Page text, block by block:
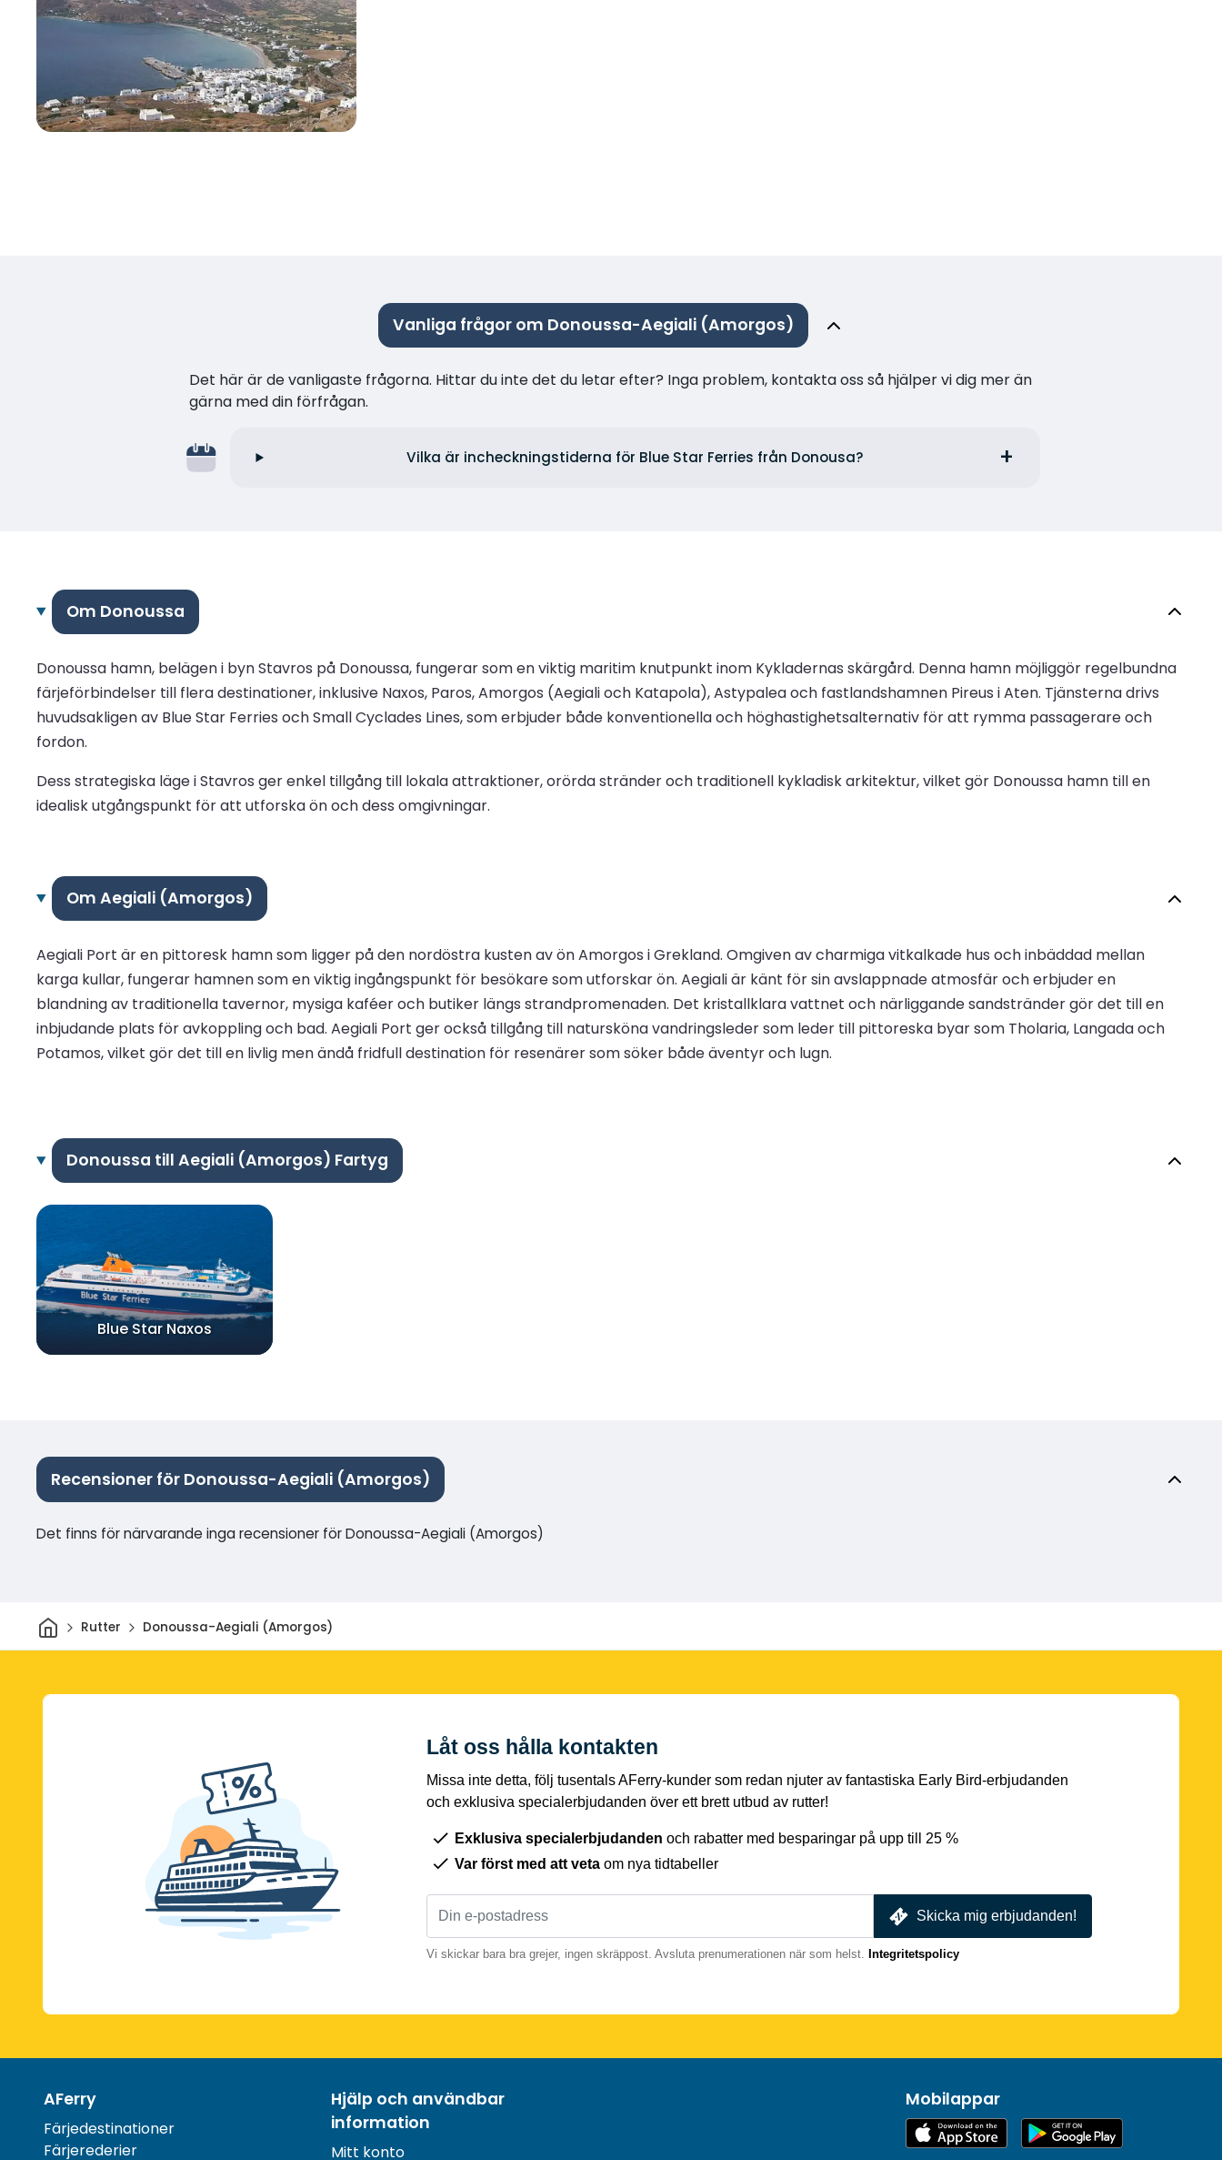
Vanliga frågor om Donoussa-Aegiali (Amorgos)
Det här är de vanligaste frågorna. Hittar du inte det du letar efter? Inga problem, kontakta oss så hjälper vi dig mer än
gärna med din förfrågan.
Vilka är incheckningstiderna för Blue Star Ferries från Donousa?
Om Donoussa
Donoussa hamn, belägen i byn Stavros på Donoussa, fungerar som en viktig maritim knutpunkt inom Kykladernas skärgård. Denna hamn möjliggör regelbundna
färjeförbindelser till flera destinationer, inklusive Naxos, Paros, Amorgos (Aegiali och Katapola), Astypalea och fastlandshamnen Pireus i Aten. Tjänsterna drivs
huvudsakligen av Blue Star Ferries och Small Cyclades Lines, som erbjuder både konventionella och höghastighetsalternativ för att rymma passagerare och
fordon.
Dess strategiska läge i Stavros ger enkel tillgång till lokala attraktioner, orörda stränder och traditionell kykladisk arkitektur, vilket gör Donoussa hamn till en
idealisk utgångspunkt för att utforska ön och dess omgivningar.
Om Aegiali (Amorgos)
Aegiali Port är en pittoresk hamn som ligger på den nordöstra kusten av ön Amorgos i Grekland. Omgiven av charmiga vitkalkade hus och inbäddad mellan
karga kullar, fungerar hamnen som en viktig ingångspunkt för besökare som utforskar ön. Aegiali är känt för sin avslappnade atmosfär och erbjuder en
blandning av traditionella tavernor, mysiga kaféer och butiker längs strandpromenaden. Det kristallklara vattnet och närliggande sandstränder gör det till en
inbjudande plats för avkoppling och bad. Aegiali Port ger också tillgång till natursköna vandringsleder som leder till pittoreska byar som Tholaria, Langada och
Potamos, vilket gör det till en livlig men ändå fridfull destination för resenärer som söker både äventyr och lugn.
Donoussa till Aegiali (Amorgos) Fartyg
Blue Star Naxos
Recensioner för Donoussa-Aegiali (Amorgos)
Det finns för närvarande inga recensioner för Donoussa-Aegiali (Amorgos)
HemRutter Donoussa-Aegiali (Amorgos)
Låt oss hålla kontakten
Missa inte detta, följ tusentals AFerry-kunder som redan njuter av fantastiska Early Bird-erbjudanden
och exklusiva specialerbjudanden över ett brett utbud av rutter!
Exklusiva specialerbjudanden och rabatter med besparingar på upp till 25 %
Var först med att veta om nya tidtabeller
Skicka mig erbjudanden!
Vi skickar bara bra grejer, ingen skräppost. Avsluta prenumerationen när som helst. Integritetspolicy
AFerry
Färjedestinationer
Färjerederier
Hjälp och användbar
information
Mitt konto
Mobilappar